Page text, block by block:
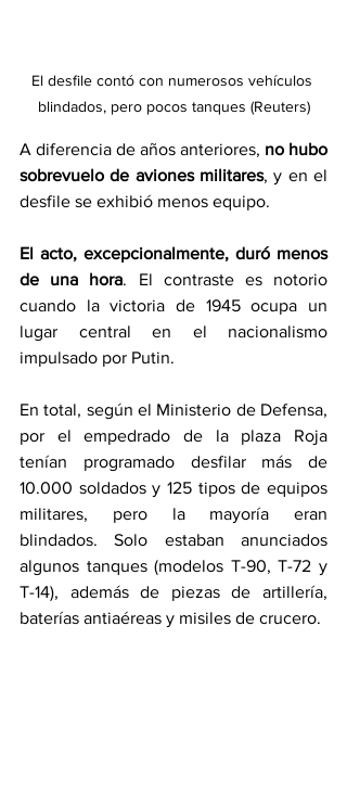
El desfile contó con numerosos vehículos
blindados, pero pocos tanques (Reuters)
A diferencia de años anteriores, no hubo
sobrevuelo de aviones militares, y en el
desfile se exhibió menos equipo.
El acto, excepcionalmente, duró menos
de una hora. El contraste es notorio
cuando la victoria de 1945 ocupa un
lugar central en el nacionalismo
impulsado por Putin.
En total, según el Ministerio de Defensa,
por el empedrado de la plaza Roja
tenían programado desfilar más de
10.000 soldados y 125 tipos de equipos
militares, pero la mayoría eran
blindados. Solo estaban anunciados
algunos tanques (modelos T-90, T-72 y
T-14), además de piezas de artillería,
baterías antiaéreas y misiles de crucero.